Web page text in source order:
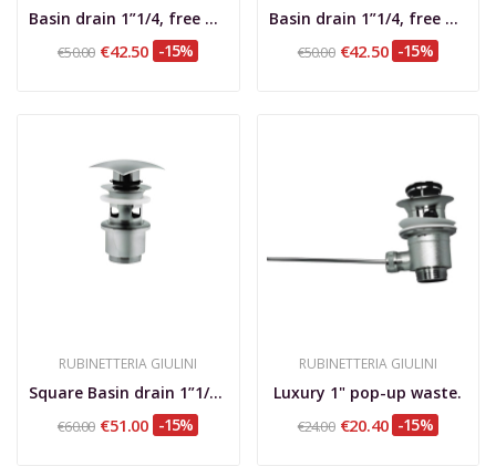
Basin drain 1”1/4, free flow
€50.00 €42.50 -15%
Basin drain 1”1/4, free flow, diam.63,3 mm
€50.00 €42.50 -15%
RUBINETTERIA GIULINI
Square Basin drain 1”1/4 Up&Down.
€60.00 €51.00 -15%
RUBINETTERIA GIULINI
Luxury 1" pop-up waste.
€24.00 €20.40 -15%